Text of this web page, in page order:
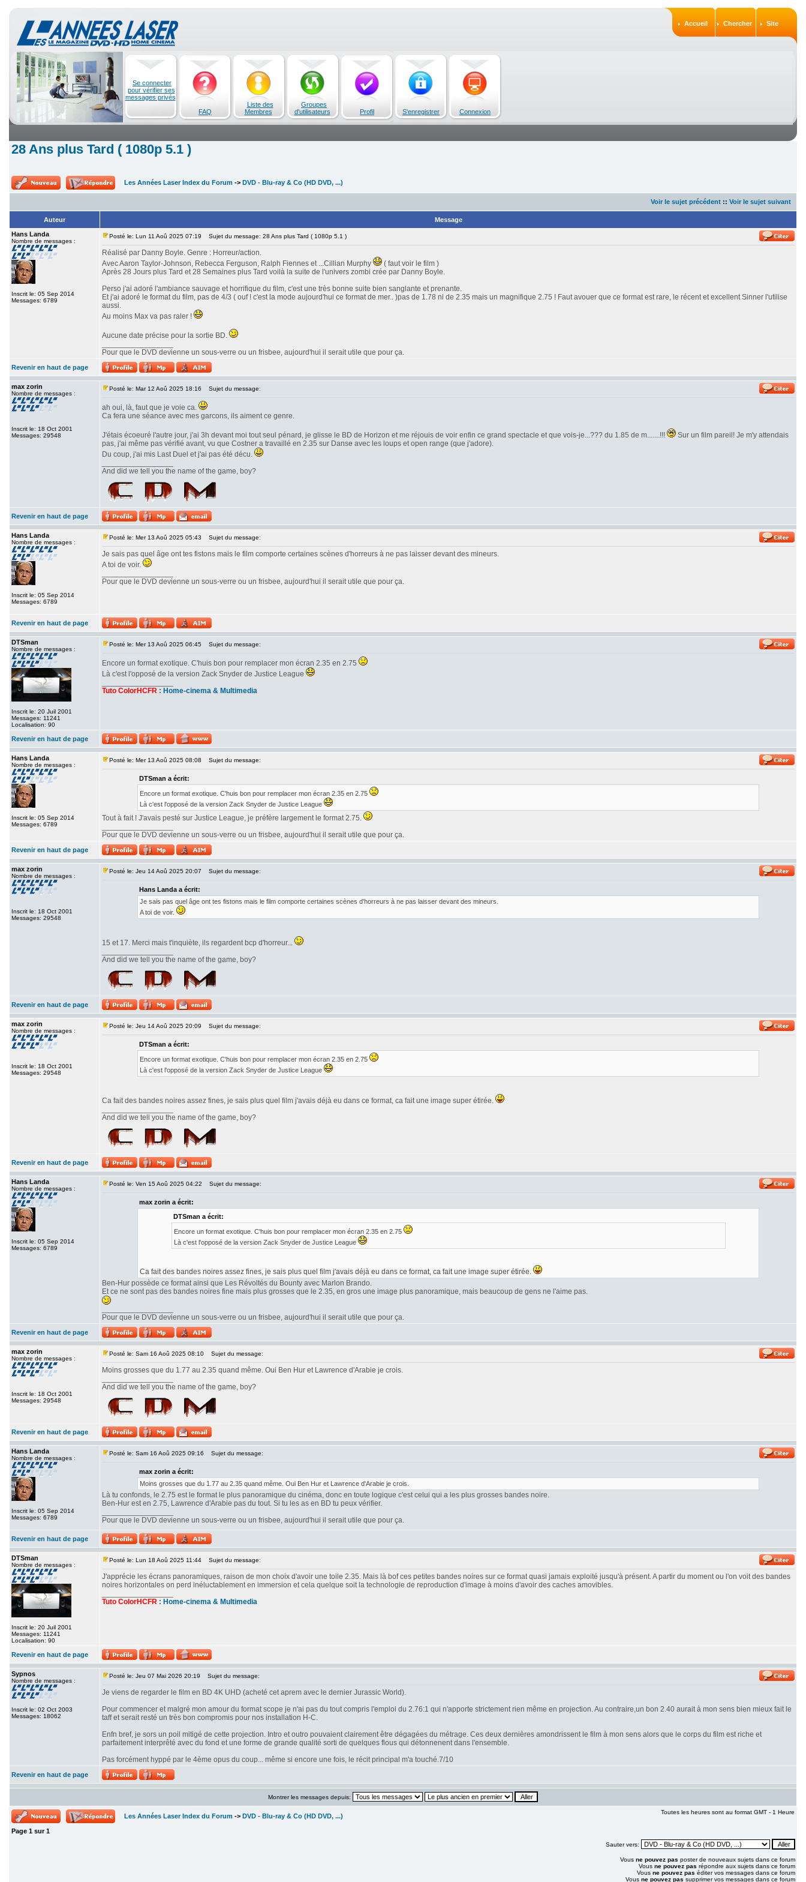
Accueil Chercher Site
Se connecter
pour vérifier ses
messages privés
FAQ
Liste des
Membres
Groupes
d'utilisateurs
Profil S'enregistrer Connexion
28 Ans plus Tard ( 1080p 5.1 )
Les Années Laser Index du Forum -> DVD - Blu-ray & Co (HD DVD, ...)
Voir le sujet précédent :: Voir le sujet suivant
Auteur
Message
Hans Landa
Nombre de messages :
Inscrit le: 05 Sep 2014
Messages: 6789
Posté le: Lun 11 Aoû 2025 07:19 Sujet du message: 28 Ans plus Tard ( 1080p 5.1 )
Réalisé par Danny Boyle. Genre : Horreur/action.
Avec Aaron Taylor-Johnson, Rebecca Ferguson, Ralph Fiennes et ...Cillian Murphy
( faut voir le film )
Après 28 Jours plus Tard et 28 Semaines plus Tard voilà la suite de l'univers zombi crée par Danny Boyle.
Perso j'ai adoré l'ambiance sauvage et horrifique du film, c'est une très bonne suite bien sanglante et prenante.
Et j'ai adoré le format du film, pas de 4/3 ( ouf ! c'est la mode aujourd'hui ce format de mer.. )pas de 1.78 ni de 2.35 mais un magnifique 2.75 ! Faut avouer que ce format est rare, le récent et excellent Sinner l'utilise
aussi.
Au moins Max va pas raler !
Aucune date précise pour la sortie BD.
Pour que le DVD devienne un sous-verre ou un frisbee, aujourd'hui il serait utile que pour ça.
Revenir en haut de page
max zorin
Nombre de messages :
Inscrit le: 18 Oct 2001
Messages: 29548
Posté le: Mar 12 Aoû 2025 18:16 Sujet du message:
ah oui, là, faut que je voie ca.
Ca fera une séance avec mes garcons, ils aiment ce genre.
J'étais écoeuré l'autre jour, j'ai 3h devant moi tout seul pénard, je glisse le BD de Horizon et me réjouis de voir enfin ce grand spectacle et que vois-je...??? du 1.85 de m.......!!!
Sur un film pareil! Je m'y attendais
pas, j'ai même pas vérifié avant, vu que Costner a travaillé en 2.35 sur Danse avec les loups et open range (que j'adore).
Du coup, j'ai mis Last Duel et j'ai pas été décu.
And did we tell you the name of the game, boy?
Revenir en haut de page
Hans Landa
Nombre de messages :
Inscrit le: 05 Sep 2014
Messages: 6789
Posté le: Mer 13 Aoû 2025 05:43 Sujet du message:
Je sais pas quel âge ont tes fistons mais le film comporte certaines scènes d'horreurs à ne pas laisser devant des mineurs.
A toi de voir.
Pour que le DVD devienne un sous-verre ou un frisbee, aujourd'hui il serait utile que pour ça.
Revenir en haut de page
DTSman
Nombre de messages :
Inscrit le: 20 Juil 2001
Messages: 11241
Localisation: 90
Posté le: Mer 13 Aoû 2025 06:45 Sujet du message:
Encore un format exotique. C'huis bon pour remplacer mon écran 2.35 en 2.75
Là c'est l'opposé de la version Zack Snyder de Justice League
Tuto ColorHCFR : Home-cinema & Multimedia
Revenir en haut de page
Hans Landa
Nombre de messages :
Inscrit le: 05 Sep 2014
Messages: 6789
Posté le: Mer 13 Aoû 2025 08:08 Sujet du message:
DTSman a écrit:
Encore un format exotique. C'huis bon pour remplacer mon écran 2.35 en 2.75
Là c'est l'opposé de la version Zack Snyder de Justice League
Tout à fait ! J'avais pesté sur Justice League, je préfère largement le format 2.75.
Pour que le DVD devienne un sous-verre ou un frisbee, aujourd'hui il serait utile que pour ça.
Revenir en haut de page
max zorin
Nombre de messages :
Inscrit le: 18 Oct 2001
Messages: 29548
Posté le: Jeu 14 Aoû 2025 20:07 Sujet du message:
Hans Landa a écrit:
Je sais pas quel âge ont tes fistons mais le film comporte certaines scènes d'horreurs à ne pas laisser devant des mineurs.
A toi de voir.
15 et 17. Merci mais t'inquiète, ils regardent bcp d'horreur...
And did we tell you the name of the game, boy?
Revenir en haut de page
max zorin
Nombre de messages :
Inscrit le: 18 Oct 2001
Messages: 29548
Posté le: Jeu 14 Aoû 2025 20:09 Sujet du message:
DTSman a écrit:
Encore un format exotique. C'huis bon pour remplacer mon écran 2.35 en 2.75
Là c'est l'opposé de la version Zack Snyder de Justice League
Ca fait des bandes noires assez fines, je sais plus quel film j'avais déjà eu dans ce format, ca fait une image super étirée.
And did we tell you the name of the game, boy?
Revenir en haut de page
Hans Landa
Nombre de messages :
Inscrit le: 05 Sep 2014
Messages: 6789
Posté le: Ven 15 Aoû 2025 04:22 Sujet du message:
max zorin a écrit:
DTSman a écrit:
Encore un format exotique. C'huis bon pour remplacer mon écran 2.35 en 2.75
Là c'est l'opposé de la version Zack Snyder de Justice League
Ca fait des bandes noires assez fines, je sais plus quel film j'avais déjà eu dans ce format, ca fait une image super étirée.
Ben-Hur possède ce format ainsi que Les Révoltés du Bounty avec Marlon Brando.
Et ce ne sont pas des bandes noires fine mais plus grosses que le 2.35, en gros une image plus panoramique, mais beaucoup de gens ne l'aime pas.
Pour que le DVD devienne un sous-verre ou un frisbee, aujourd'hui il serait utile que pour ça.
Revenir en haut de page
max zorin
Nombre de messages :
Inscrit le: 18 Oct 2001
Messages: 29548
Posté le: Sam 16 Aoû 2025 08:10 Sujet du message:
Moins grosses que du 1.77 au 2.35 quand même. Oui Ben Hur et Lawrence d'Arabie je crois.
And did we tell you the name of the game, boy?
Revenir en haut de page
Hans Landa
Nombre de messages :
Inscrit le: 05 Sep 2014
Messages: 6789
Posté le: Sam 16 Aoû 2025 09:16 Sujet du message:
max zorin a écrit:
Moins grosses que du 1.77 au 2.35 quand même. Oui Ben Hur et Lawrence d'Arabie je crois.
Là tu confonds, le 2.75 est le format le plus panoramique du cinéma, donc en toute logique c'est celui qui a les plus grosses bandes noire.
Ben-Hur est en 2.75, Lawrence d'Arabie pas du tout. Si tu les as en BD tu peux vérifier.
Pour que le DVD devienne un sous-verre ou un frisbee, aujourd'hui il serait utile que pour ça.
Revenir en haut de page
DTSman
Nombre de messages :
Inscrit le: 20 Juil 2001
Messages: 11241
Localisation: 90
Posté le: Lun 18 Aoû 2025 11:44 Sujet du message:
J'apprécie les écrans panoramiques, raison de mon choix d'avoir une toile 2.35. Mais là bof ces petites bandes noires sur ce format quasi jamais exploité jusqu'à présent. A partir du moment ou l'on voit des bandes
noires horizontales on perd inéluctablement en immersion et cela quelque soit la technologie de reproduction d'image à moins d'avoir des caches amovibles.
Tuto ColorHCFR : Home-cinema & Multimedia
Revenir en haut de page
Sypnos
Nombre de messages :
Inscrit le: 02 Oct 2003
Messages: 18062
Posté le: Jeu 07 Mai 2026 20:19 Sujet du message:
Je viens de regarder le film en BD 4K UHD (acheté cet aprem avec le dernier Jurassic World).
Pour commencer et malgré mon amour du format scope je n'ai pas du tout compris l'emploi du 2.76:1 qui n'apporte strictement rien même en projection. Au contraire,un bon 2.40 aurait à mon sens bien mieux fait le
taff et serait resté un très bon compromis pour nos installation H-C.
Enfn bref, je sors un poil mitigé de cette projection. Intro et outro pouvaient clairement être dégagées du métrage. Ces deux dernières amondrissent le film à mon sens alors que le corps du film est riche et
parfaitement interprêté avec du fond et une forme de grande qualité sorti de quelques flous qui détonnenent dans l'ensemble.
Pas forcément hyppé par le 4ème opus du coup... même si encore une fois, le récit principal m'a touché.7/10
Revenir en haut de page
Montrer les messages depuis:
Les Années Laser Index du Forum -> DVD - Blu-ray & Co (HD DVD, ...)
Toutes les heures sont au format GMT - 1 Heure
Page 1 sur1
Sauter vers:
Vous ne pouvez pas poster de nouveaux sujets dans ce forum
Vous ne pouvez pas répondre aux sujets dans ce forum
Vous ne pouvez pas éditer vos messages dans ce forum
Vous ne pouvez pas supprimer vos messages dans ce forum